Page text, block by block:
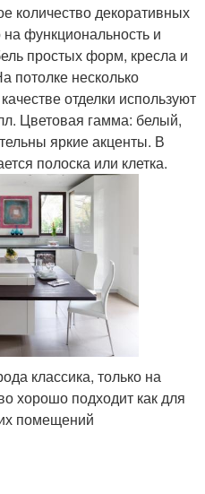
количество декоративных
функциональность и
простых форм, кресла и
потолке несколько
отделки используют
Цветовая гамма: белый,
яркие акценты. В
полоска или клетка.
классика, только на
хорошо подходит как для
помещений